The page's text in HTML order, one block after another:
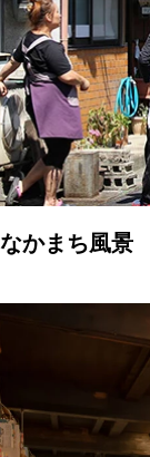
なかまち風景